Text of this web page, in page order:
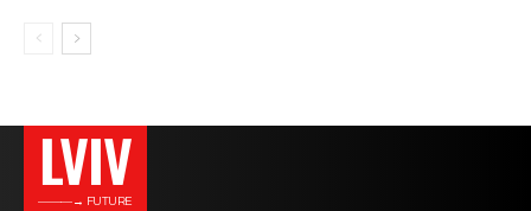
LVIV
———→ FUTURE